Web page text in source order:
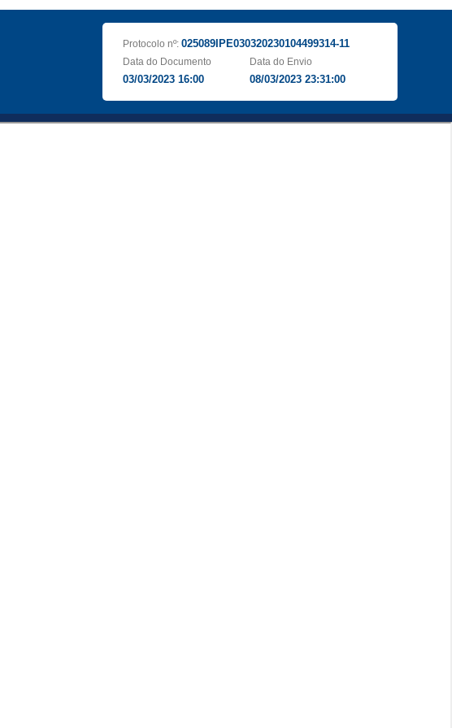
Protocolo nº: 025089IPE030320230104499314-11
Data do Documento
03/03/2023 16:00
Data do Envio
08/03/2023 23:31:00